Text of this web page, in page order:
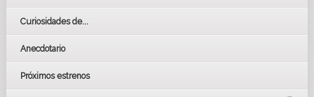
Curiosidades de...
Anecdotario
Próximos estrenos